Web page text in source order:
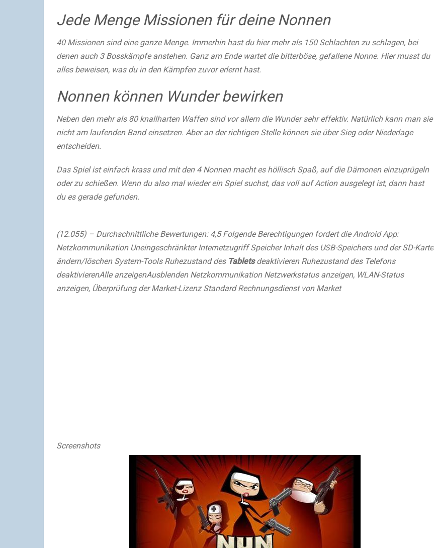
Jede Menge Missionen für deine Nonnen
40 Missionen sind eine ganze Menge. Immerhin hast du hier mehr als 150 Schlachten zu schlagen, bei
denen auch 3 Bosskämpfe anstehen. Ganz am Ende wartet die bitterböse, gefallene Nonne. Hier musst du
alles beweisen, was du in den Kämpfen zuvor erlernt hast.
Nonnen können Wunder bewirken
Neben den mehr als 80 knallharten Waffen sind vor allem die Wunder sehr effektiv. Natürlich kann man sie
nicht am laufenden Band einsetzen. Aber an der richtigen Stelle können sie über Sieg oder Niederlage
entscheiden.
Das Spiel ist einfach krass und mit den 4 Nonnen macht es höllisch Spaß, auf die Dämonen einzuprügeln
oder zu schießen. Wenn du also mal wieder ein Spiel suchst, das voll auf Action ausgelegt ist, dann hast
du es gerade gefunden.
(12.055) – Durchschnittliche Bewertungen: 4,5 Folgende Berechtigungen fordert die Android App:
Netzkommunikation Uneingeschränkter Internetzugriff Speicher Inhalt des USB-Speichers und der SD-Karte
ändern/löschen System-Tools Ruhezustand des Tabletsdeaktivieren Ruhezustand des Telefons
deaktivierenAlle anzeigenAusblenden Netzkommunikation Netzwerkstatus anzeigen, WLAN-Status
anzeigen, Überprüfung der Market-Lizenz Standard Rechnungsdienst von Market
Screenshots